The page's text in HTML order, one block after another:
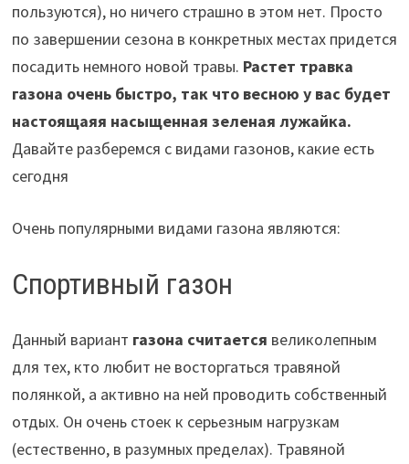
пользуются), но ничего страшно в этом нет. Просто
по завершении сезона в конкретных местах придется
посадить немного новой травы. Растет травка
газона очень быстро, так что весною у вас будет
настоящаяя насыщенная зеленая лужайка.
Давайте разберемся с видами газонов, какие есть
сегодня
Очень популярными видами газона являются:
Cпортивный газон
Данный вариант газона считается великолепным
для тех, кто любит не восторгаться травяной
полянкой, а активно на ней проводить собственный
отдых. Он очень стоек к серьезным нагрузкам
(естественно, в разумных пределах). Травяной